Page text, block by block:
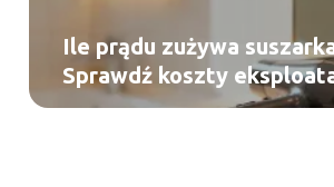
Ile prądu zużywa
Sprawdź koszty